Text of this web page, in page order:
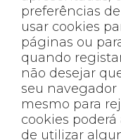
preferências
usar cookies
páginas ou
quando
não desejar
seu navegador
mesmo para
cookies
de utilizar